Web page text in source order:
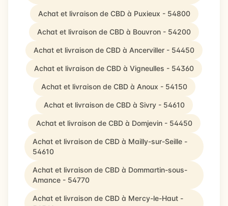
Achat et livraison de CBD à Puxieux - 54800
Achat et livraison de CBD à Bouvron - 54200
Achat et livraison de CBD à Ancerviller - 54450
Achat et livraison de CBD à Vigneulles - 54360
Achat et livraison de CBD à Anoux - 54150
Achat et livraison de CBD à Sivry - 54610
Achat et livraison de CBD à Domjevin - 54450
Achat et livraison de CBD à Mailly-sur-Seille -
54610
Achat et livraison de CBD à Dommartin-sous-
Amance - 54770
Achat et livraison de CBD à Mercy-le-Haut -